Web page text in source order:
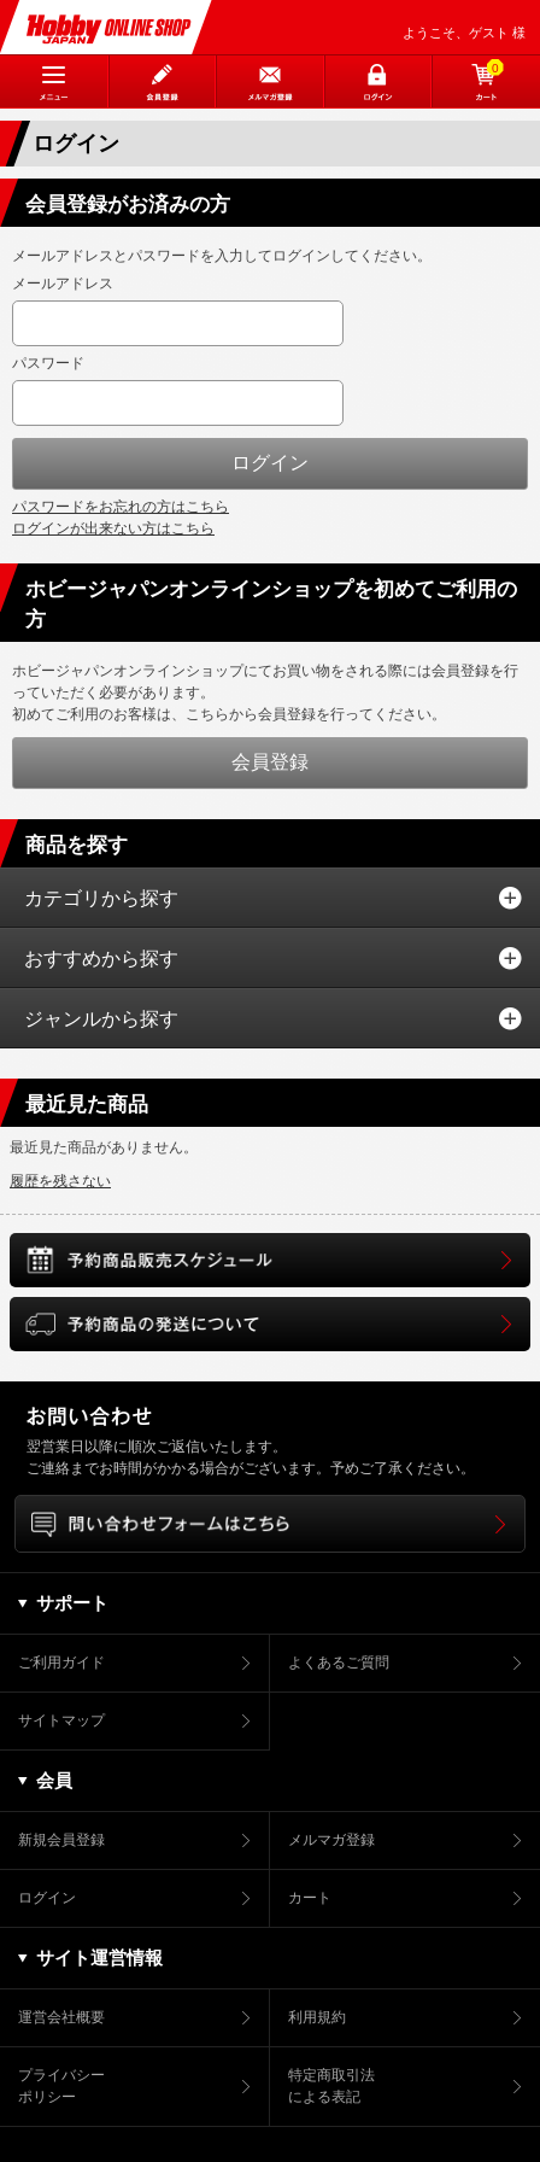
ようこそ、ゲスト 様
0
ログイン
会員登録がお済みの方
メールアドレスとパスワードを入力してログインしてください。
メールアドレス
パスワード
パスワードをお忘れの方はこちら
ログインが出来ない方はこちら
ホビージャパンオンラインショップを初めてご利用の
方
ホビージャパンオンラインショップにてお買い物をされる際には会員登録を行
っていただく必要があります。
初めてご利用のお客様は、こちらから会員登録を行ってください。
商品を探す
カテゴリから探す
おすすめから探す
ジャンルから探す
最近見た商品
最近見た商品がありません。
履歴を残さない
翌営業日以降に順次ご返信いたします。
ご連絡までお時間がかかる場合がございます。予めご了承ください。
サポート
ご利用ガイド よくあるご質問
サイトマップ
会員
新規会員登録 メルマガ登録
ログイン カート
サイト運営情報
運営会社概要 利用規約
プライバシー
ポリシー
特定商取引法
による表記